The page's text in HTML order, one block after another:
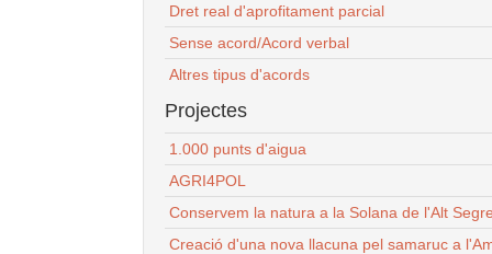
Dret real d'aprofitament parcial
Sense acord/Acord verbal
Altres tipus d'acords
Projectes
1.000 punts d'aigua
AGRI4POL
Conservem la natura a la Solana de l'Alt
Creació d'una nova llacuna pel samaruc a